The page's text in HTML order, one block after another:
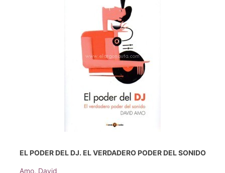
EL PODER DEL DJ. EL VERDADERO PODER DEL SONIDO
Amo, David